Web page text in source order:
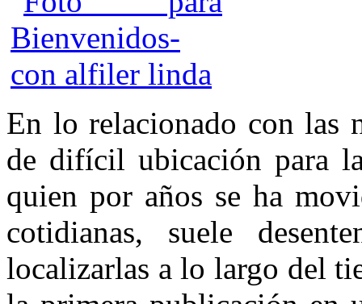
En lo relacionado con las
de difícil ubicación para
quien por años se ha
cotidianas, suele
localizarlas a lo largo del